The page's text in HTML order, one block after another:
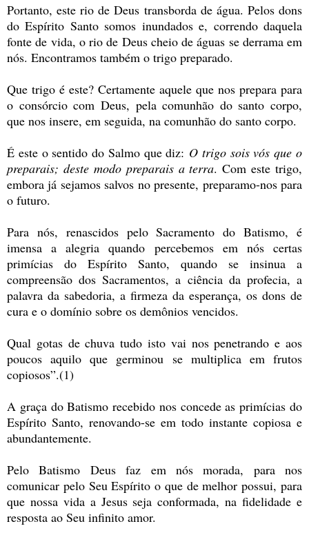
Portanto, este rio de Deus transborda de água. Pelos dons
do Espírito Santo somos inundados e, correndo daquela
fonte de vida, o rio de Deus cheio de águas se derrama em
nós. Encontramos também o trigo preparado.
Que trigo é este? Certamente aquele que nos prepara para
o consórcio com Deus, pela comunhão do santo corpo,
que nos insere, em seguida, na comunhão do santo corpo.
É este o sentido do Salmo que diz: O trigo sois vós que o
preparais; deste modo preparais a terra. Com este trigo,
embora já sejamos salvos no presente, preparamo-nos para
o futuro.
Para nós, renascidos pelo Sacramento do Batismo, é
imensa a alegria quando percebemos em nós certas
primícias do Espírito Santo, quando se insinua a
compreensão dos Sacramentos, a ciência da profecia, a
palavra da sabedoria, a firmeza da esperança, os dons de
cura e o domínio sobre os demônios vencidos.
Qual gotas de chuva tudo isto vai nos penetrando e aos
poucos aquilo que germinou se multiplica em frutos
copiosos”.(1)
A graça do Batismo recebido nos concede as primícias do
Espírito Santo, renovando-se em todo instante copiosa e
abundantemente.
Pelo Batismo Deus faz em nós morada, para nos
comunicar pelo Seu Espírito o que de melhor possui, para
que nossa vida a Jesus seja conformada, na fidelidade e
resposta ao Seu infinito amor.